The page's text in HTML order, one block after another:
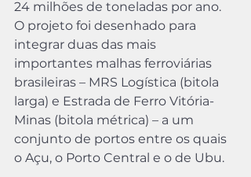
24 milhões de toneladas por ano.
O projeto foi desenhado para
integrar duas das mais
importantes malhas ferroviárias
brasileiras – MRS Logística (bitola
larga) e Estrada de Ferro Vitória-
Minas (bitola métrica) – a um
conjunto de portos entre os quais
o Açu, o Porto Central e o de Ubu.